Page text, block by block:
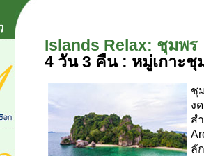
Islands Relax: ชุมพร
4 วัน 3 คืน : หมู่เกาะชุ
ชุ
ง
ส
ลั